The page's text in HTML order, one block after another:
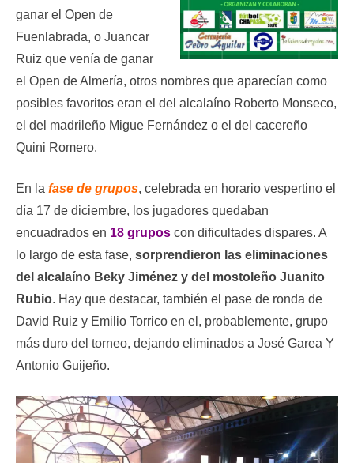
ganar el Open de
Fuenlabrada, o Juancar
Ruiz que venía de ganar
el Open de Almería, otros nombres que aparecían como
posibles favoritos eran el del alcalaíno Roberto Monseco,
el del madrileño Migue Fernández o el del cacereño
Quini Romero.
En la fase de grupos, celebrada en horario vespertino el
día 17 de diciembre, los jugadores quedaban
encuadrados en 18 grupos con dificultades dispares. A
lo largo de esta fase, sorprendieron las eliminaciones
del alcalaíno Beky Jiménez y del mostoleño Juanito
Rubio. Hay que destacar, también el pase de ronda de
David Ruiz y Emilio Torrico en el, probablemente, grupo
más duro del torneo, dejando eliminados a José Garea Y
Antonio Guijeño.